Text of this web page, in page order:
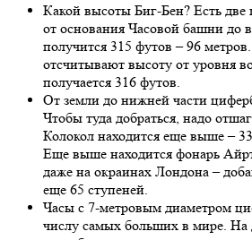
Какой высоты Биг-Бен? Есть
от основания Часовой башни до
получится 315 футов – 96
отсчитывают высоту от уровня
получается 316 футов.
От земли до нижней части
Чтобы туда добраться, надо
Колокол находится еще выше –
Еще выше находится фонарь
даже на окраинах Лондона –
еще 65 ступеней.
Часы с 7-метровым диаметром
числу самых больших в мире.